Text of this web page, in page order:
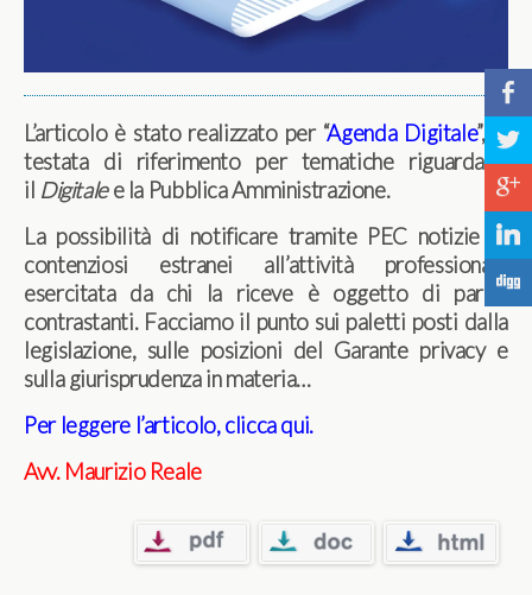
L’articolo è stato realizzato per “Agenda Digitale”, la
testata di riferimento per tematiche riguardanti
il Digitalee la Pubblica Amministrazione.
La possibilità di notificare tramite PEC notizie di
contenziosi estranei all’attività professionale
esercitata da chi la riceve è oggetto di pareri
contrastanti. Facciamo il punto sui paletti posti dalla
legislazione, sulle posizioni del Garante privacy e
sulla giurisprudenza in materia…
Per leggere l’articolo, clicca qui.
Avv. Maurizio Reale
b
a
c
j
F